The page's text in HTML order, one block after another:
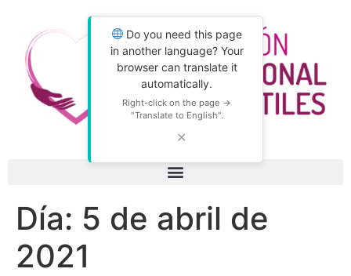
Do you need this page
in another language? Your
browser can translate it
automatically.
Right-click on the page →
"Translate to English".
✕
Día: 5 de abril de
2021